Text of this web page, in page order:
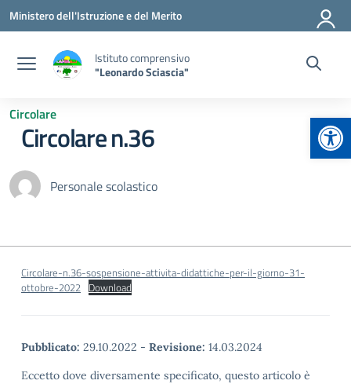
Vai ai contenuti
Vai al menu di navigazione
Vai al footer
Ministero dell'Istruzione e del Merito
Istituto comprensivo
"Leonardo Sciascia"
Circolare
Circolare n.36
Personale scolastico
Circolare-n.36-sospensione-attivita-didattiche-per-il-giorno-31-
ottobre-2022 Download
Pubblicato: 29.10.2022 - Revisione: 14.03.2024
Eccetto dove diversamente specificato, questo articolo è